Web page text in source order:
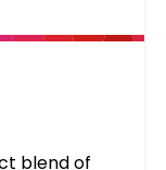
blend of